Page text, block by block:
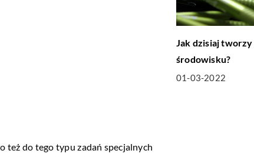
też do tego typu zadań specjalnych
Jak dzisiaj tworzy
środowisku?
01-03-2022